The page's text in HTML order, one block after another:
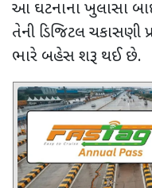
આ ઘટનાના ખુલાસા
તેની ડિજિટલ ચકાસણી
ભારે બહેસ શરૂ થઈ છે.